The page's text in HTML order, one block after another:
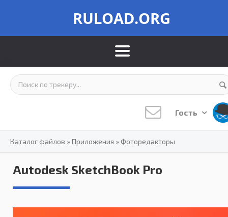
RULOAD.ORG
Гость
Каталог файлов »Приложения »Фоторедакторы
Autodesk SketchBook Pro